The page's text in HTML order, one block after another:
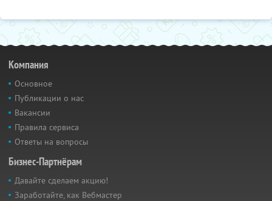
Компания
Основное
Публикации о нас
Вакансии
Правила сервиса
Ответы на вопросы
Бизнес-Партнёрам
Давайте сделаем акцию!
Заработайте, как Вебмастер